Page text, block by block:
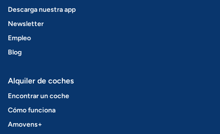
Descarga nuestra app
Newsletter
Empleo
Blog
Alquiler de coches
Encontrar un coche
Cómo funciona
Amovens+